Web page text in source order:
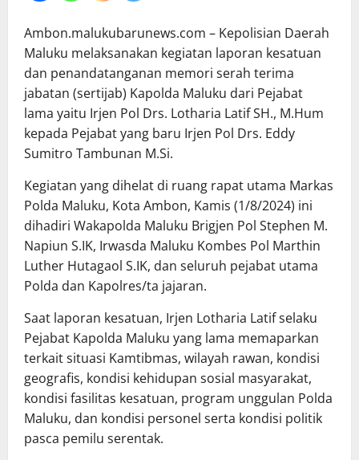
Ambon.malukubarunews.com – Kepolisian Daerah
Maluku melaksanakan kegiatan laporan kesatuan
dan penandatanganan memori serah terima
jabatan (sertijab) Kapolda Maluku dari Pejabat
lama yaitu Irjen Pol Drs. Lotharia Latif SH., M.Hum
kepada Pejabat yang baru Irjen Pol Drs. Eddy
Sumitro Tambunan M.Si.
Kegiatan yang dihelat di ruang rapat utama Markas
Polda Maluku, Kota Ambon, Kamis (1/8/2024) ini
dihadiri Wakapolda Maluku Brigjen Pol Stephen M.
Napiun S.IK, Irwasda Maluku Kombes Pol Marthin
Luther Hutagaol S.IK, dan seluruh pejabat utama
Polda dan Kapolres/ta jajaran.
Saat laporan kesatuan, Irjen Lotharia Latif selaku
Pejabat Kapolda Maluku yang lama memaparkan
terkait situasi Kamtibmas, wilayah rawan, kondisi
geografis, kondisi kehidupan sosial masyarakat,
kondisi fasilitas kesatuan, program unggulan Polda
Maluku, dan kondisi personel serta kondisi politik
pasca pemilu serentak.